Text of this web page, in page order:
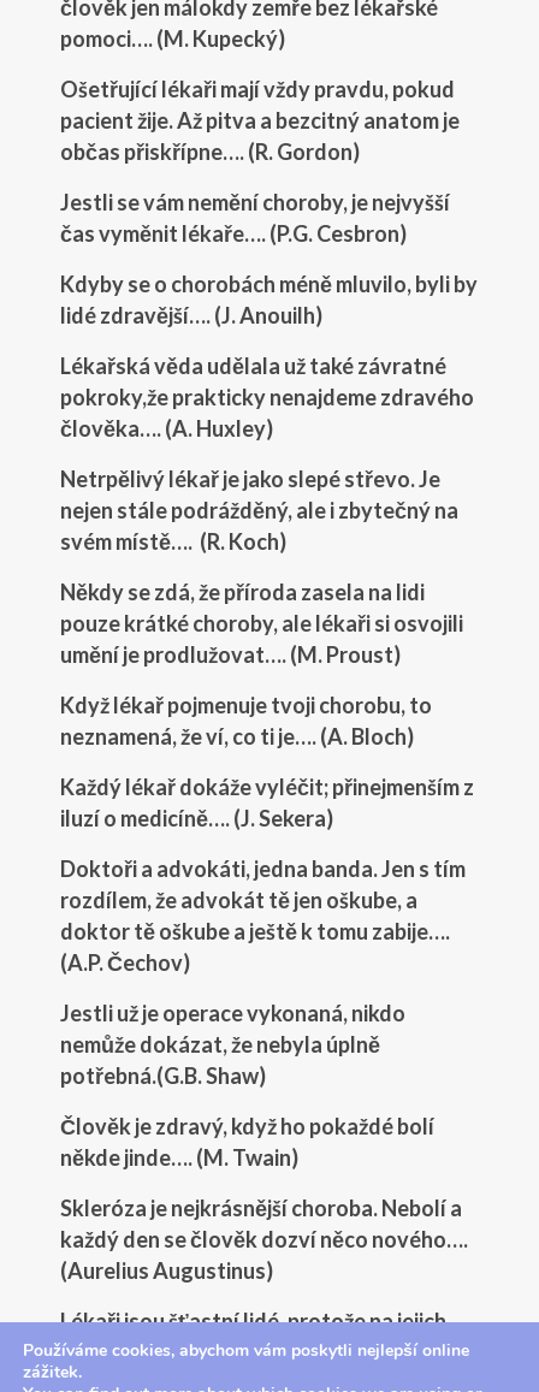
člověk jen málokdy zemře bez lékařské
pomoci…. (M. Kupecký)
Ošetřující lékaři mají vždy pravdu, pokud
pacient žije. Až pitva a bezcitný anatom je
občas přiskřípne…. (R. Gordon)
Jestli se vám nemění choroby, je nejvyšší
čas vyměnit lékaře…. (P.G. Cesbron)
Kdyby se o chorobách méně mluvilo, byli by
lidé zdravější…. (J. Anouilh)
Lékařská věda udělala už také závratné
pokroky,že prakticky nenajdeme zdravého
člověka…. (A. Huxley)
Netrpělivý lékař je jako slepé střevo. Je
nejen stále podrážděný, ale i zbytečný na
svém místě…. (R. Koch)
Někdy se zdá, že příroda zasela na lidi
pouze krátké choroby, ale lékaři si osvojili
umění je prodlužovat…. (M. Proust)
Když lékař pojmenuje tvoji chorobu, to
neznamená, že ví, co ti je…. (A. Bloch)
Každý lékař dokáže vyléčit; přinejmenším z
iluzí o medicíně…. (J. Sekera)
Doktoři a advokáti, jedna banda. Jen s tím
rozdílem, že advokát tě jen oškube, a
doktor tě oškube a ještě k tomu zabije….
(A.P. Čechov)
Jestli už je operace vykonaná, nikdo
nemůže dokázat, že nebyla úplně
potřebná.(G.B. Shaw)
Člověk je zdravý, když ho pokaždé bolí
někde jinde…. (M. Twain)
Skleróza je nejkrásnější choroba. Nebolí a
každý den se člověk dozví něco nového….
(Aurelius Augustinus)
Lékaři jsou šťastní lidé, protože na jejich
úspěchy se dívá slunce a jejich omyly
zakrývá zem…… (latinské přísloví)
Používáme cookies, abychom vám poskytli nejlepší online
zážitek.